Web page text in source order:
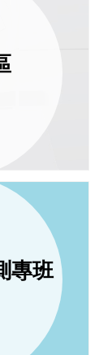
專班